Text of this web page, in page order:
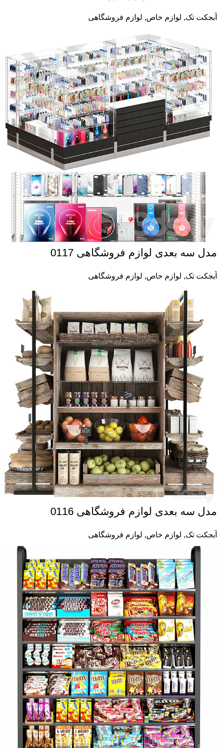
آبجکت تک, لوازم خاص, لوازم فروشگاهی
مدل سه بعدی لوازم فروشگاهی 0117
آبجکت تک, لوازم خاص, لوازم فروشگاهی
مدل سه بعدی لوازم فروشگاهی 0116
آبجکت تک, لوازم خاص, لوازم فروشگاهی